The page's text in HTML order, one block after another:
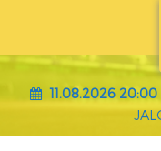
11.08.2026 20:00